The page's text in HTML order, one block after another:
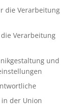
die Verarbeitung
Verarbeitung
und
in der Union